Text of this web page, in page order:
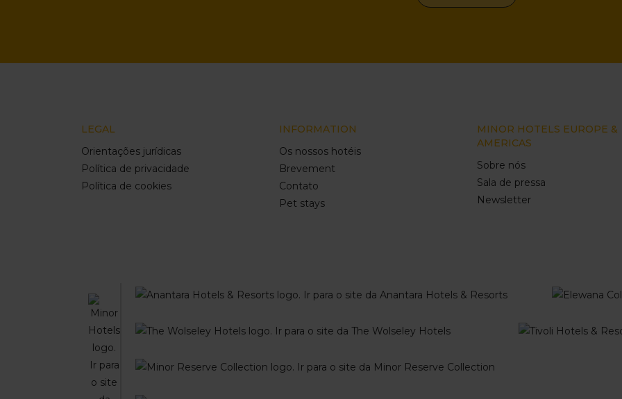
LEGAL
Orientações jurídicas
Política de privacidade
Política de cookies
INFORMATION
Os nossos hotéis
Brevement
Contato
Pet stays
MINOR HOTELS EUROPE &
AMERICAS
Sobre nós
Sala de pressa
Newsletter